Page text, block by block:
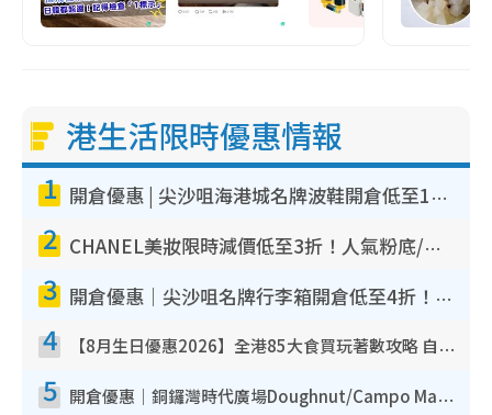
港生活限時優惠情報
1 開倉優惠 | 尖沙咀海港城名牌波鞋開倉低至1折！On鞋$899起／Joy&Peace鞋履$98起
2 CHANEL美妝限時減價低至3折！人氣粉底/唇膏/精華液低至$275！COCO香水都有平
3 開倉優惠｜尖沙咀名牌行李箱開倉低至4折！一連5日 American Tourister/ace./Hallmark $200起！
4 【8月生日優惠2026】全港85大食買玩著數攻略 自助餐/火鍋放題同行免費＋誠品/DONKI送現金券
5 開倉優惠｜銅鑼灣時代廣場Doughnut/Campo Marzio開倉低至1折！背囊、書包、手袋劈價$200起